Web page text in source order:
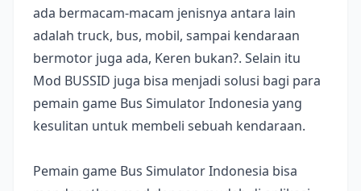
ada bermacam-macam jenisnya antara lain
adalah truck, bus, mobil, sampai kendaraan
bermotor juga ada, Keren bukan?. Selain itu
Mod BUSSID juga bisa menjadi solusi bagi para
pemain game Bus Simulator Indonesia yang
kesulitan untuk membeli sebuah kendaraan.
Pemain game Bus Simulator Indonesia bisa